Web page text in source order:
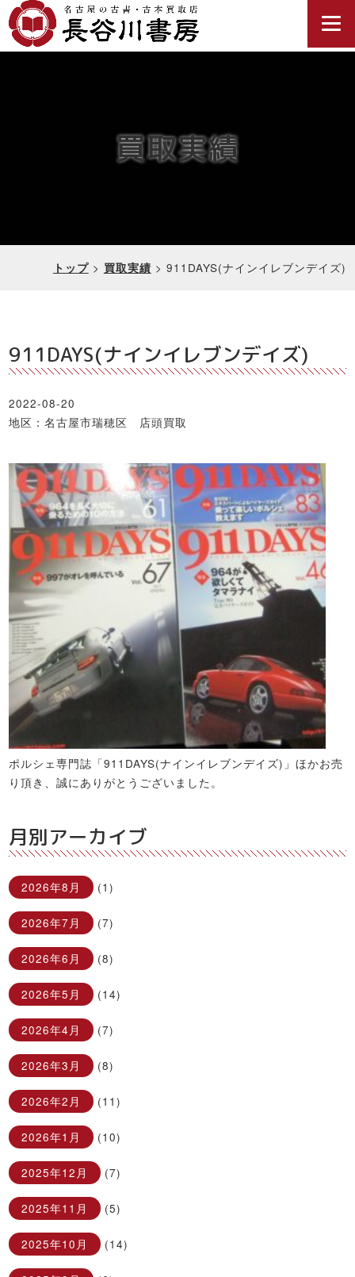
買取実績
トップ> 買取実績 > 911DAYS(ナインイレブンデイズ)
911DAYS(ナインイレブンデイズ)
2022-08-20
地区：名古屋市瑞穂区 店頭買取
ポルシェ専門誌「911DAYS(ナインイレブンデイズ)」ほかお売
り頂き、誠にありがとうございました。
月別アーカイブ
2026年8月 (1)
2026年7月 (7)
2026年6月 (8)
2026年5月 (14)
2026年4月 (7)
2026年3月 (8)
2026年2月 (11)
2026年1月 (10)
2025年12月 (7)
2025年11月 (5)
2025年10月 (14)